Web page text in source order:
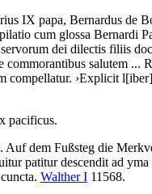
IX papa, Bernardus de
cum glossa Bernardi
dei dilectis filiis
commorantibus salutem ...
compellatur. ›Explicit
pacificus.
. Auf dem Fußsteg die
patitur descendit ad yma
. Walther I 11568.